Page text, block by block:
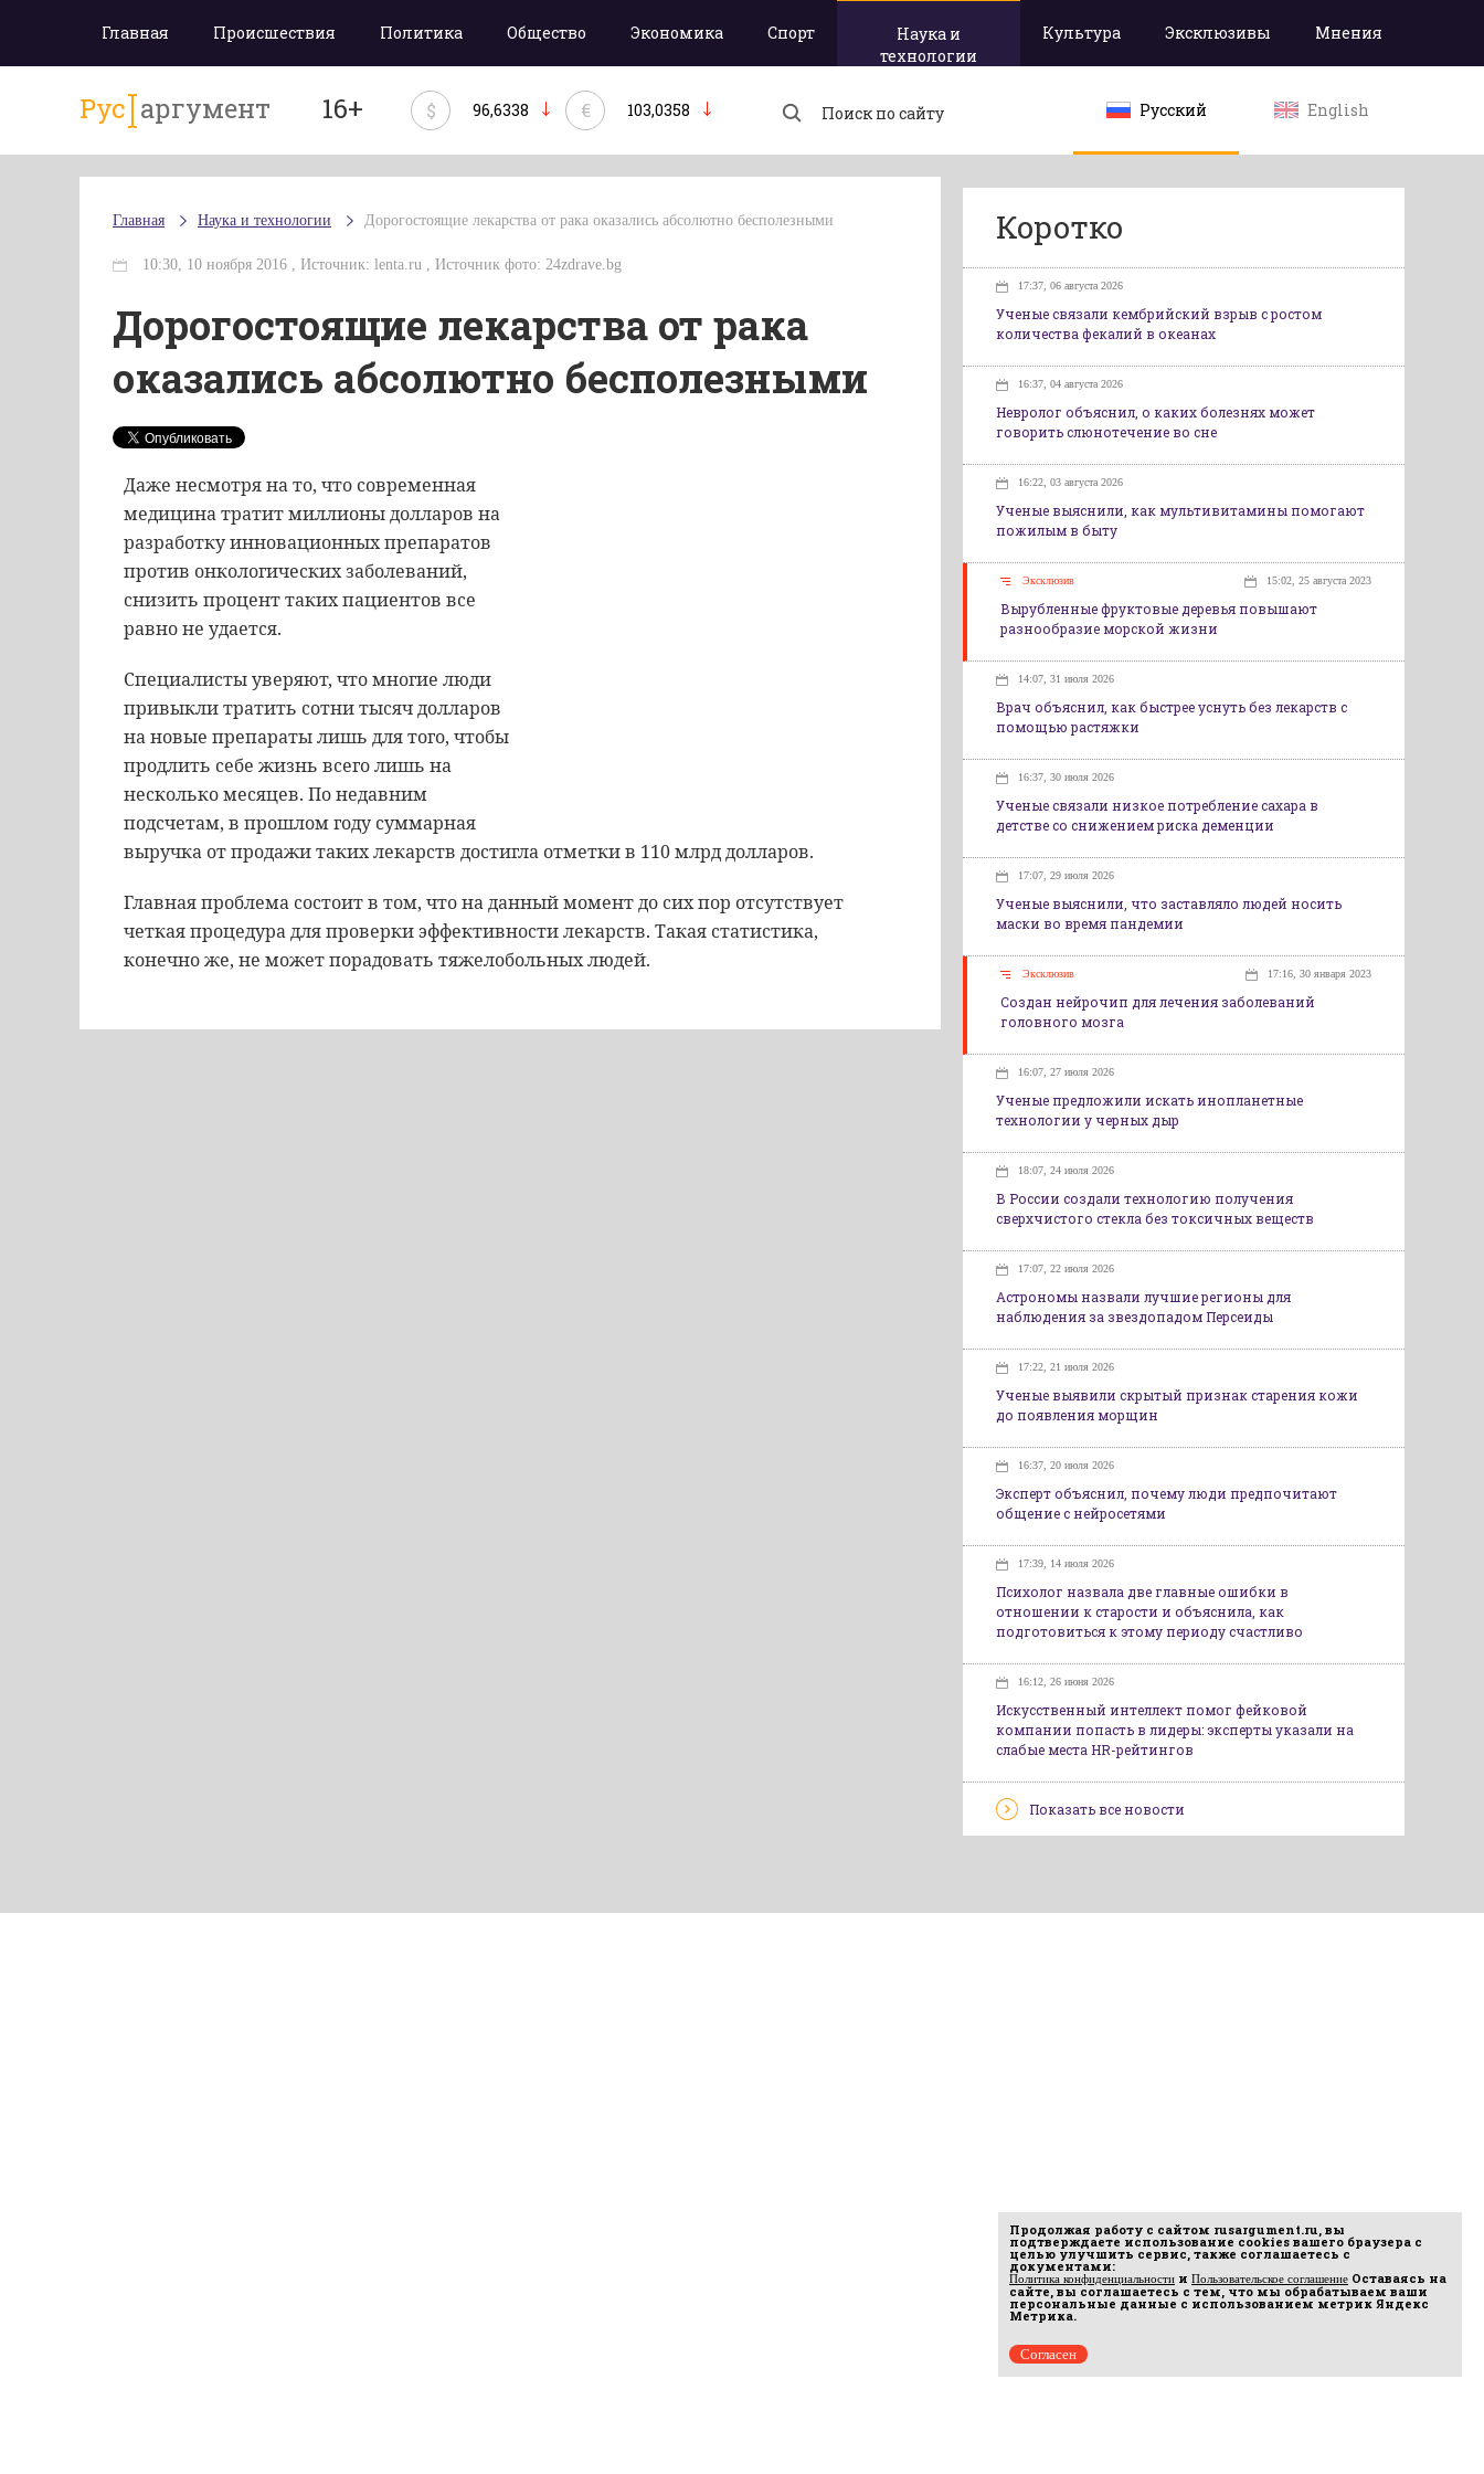
Главная Происшествия Политика Общество Экономика Спорт
Наука и
технологии
Культура Эксклюзивы Мнения
Рус аргумент 16+ $ 96,6338 € 103,0358 Русский English
Главная Наука и технологии Дорогостоящие лекарства от рака оказались абсолютно бесполезными
10:30, 10 ноября 2016 , Источник: lenta.ru , Источник фото: 24zdrave.bg
Дорогостоящие лекарства от рака
оказались абсолютно бесполезными
Даже несмотря на то, что современная
медицина тратит миллионы долларов на
разработку инновационных препаратов
против онкологических заболеваний,
снизить процент таких пациентов все
равно не удается.
Специалисты уверяют, что многие люди
привыкли тратить сотни тысяч долларов
на новые препараты лишь для того, чтобы
продлить себе жизнь всего лишь на
несколько месяцев. По недавним
подсчетам, в прошлом году суммарная
выручка от продажи таких лекарств достигла отметки в 110 млрд долларов.
Главная проблема состоит в том, что на данный момент до сих пор отсутствует
четкая процедура для проверки эффективности лекарств. Такая статистика,
конечно же, не может порадовать тяжелобольных людей.
Коротко
17:37, 06 августа 2026
Ученые связали кембрийский взрыв с ростом
количества фекалий в океанах
16:37, 04 августа 2026
Невролог объяснил, о каких болезнях может
говорить слюнотечение во сне
16:22, 03 августа 2026
Ученые выяснили, как мультивитамины помогают
пожилым в быту
Эксклюзив 15:02, 25 августа 2023
Вырубленные фруктовые деревья повышают
разнообразие морской жизни
14:07, 31 июля 2026
Врач объяснил, как быстрее уснуть без лекарств с
помощью растяжки
16:37, 30 июля 2026
Ученые связали низкое потребление сахара в
детстве со снижением риска деменции
17:07, 29 июля 2026
Ученые выяснили, что заставляло людей носить
маски во время пандемии
Эксклюзив 17:16, 30 января 2023
Создан нейрочип для лечения заболеваний
головного мозга
16:07, 27 июля 2026
Ученые предложили искать инопланетные
технологии у черных дыр
18:07, 24 июля 2026
В России создали технологию получения
сверхчистого стекла без токсичных веществ
17:07, 22 июля 2026
Астрономы назвали лучшие регионы для
наблюдения за звездопадом Персеиды
17:22, 21 июля 2026
Ученые выявили скрытый признак старения кожи
до появления морщин
16:37, 20 июля 2026
Эксперт объяснил, почему люди предпочитают
общение с нейросетями
17:39, 14 июля 2026
Психолог назвала две главные ошибки в
отношении к старости и объяснила, как
подготовиться к этому периоду счастливо
16:12, 26 июня 2026
Искусственный интеллект помог фейковой
компании попасть в лидеры: эксперты указали на
слабые места HR-рейтингов
Показать все новости
Продолжая работу с сайтом rusargument.ru, вы
подтверждаете использование cookies вашего браузера с
целью улучшить сервис, также соглашаетесь с
документами:
Политика конфиденциальности и Пользовательское соглашение Оставаясь на
сайте, вы соглашаетесь с тем, что мы обрабатываем ваши
персональные данные с использованием метрик Яндекс
Метрика.
Согласен